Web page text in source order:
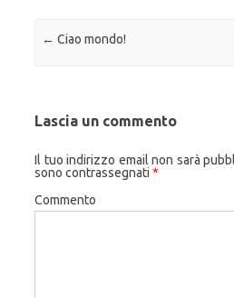
Navigazione articolo
← Ciao mondo!
Lascia un commento
Il tuo indirizzo email non sarà
sono contrassegnati *
Commento